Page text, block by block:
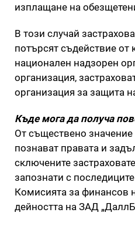
изплащане на
В този случай
потърсят съдействие от
национален надзорен
организация,
организация за защита
Къде мога да получа
От съществено значение
познават правата и
сключените
запознати с
Комисията за финансов
дейността на ЗАД